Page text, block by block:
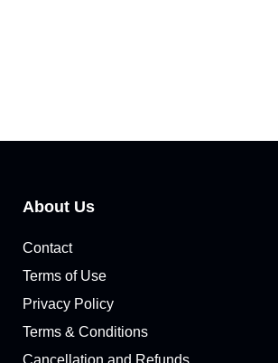
About Us
Contact
Terms of Use
Privacy Policy
Terms & Conditions
Cancellation and Refunds